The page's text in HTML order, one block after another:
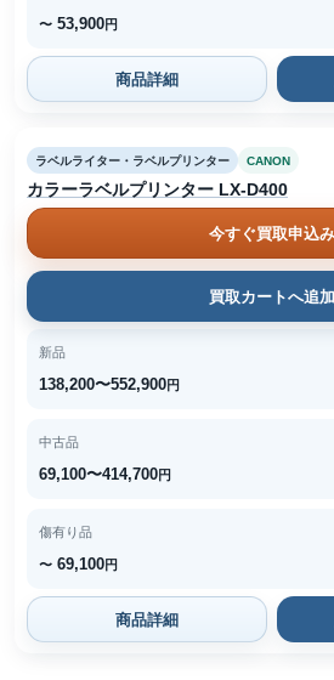
〜 53,900円
商品詳細
ラベルライター・ラベルプリンター CANON
カラーラベルプリンター LX-D400
今すぐ買取申込み
買取カートへ追加
新品
138,200〜552,900円
中古品
69,100〜414,700円
傷有り品
〜 69,100円
商品詳細